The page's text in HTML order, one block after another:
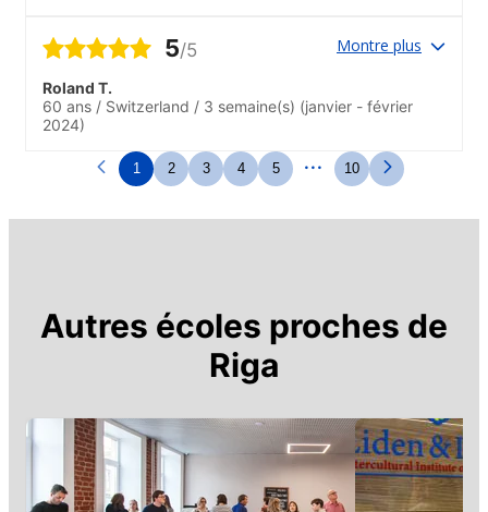
5/5 Montre plus
Roland T.
60 ans / Switzerland / 3 semaine(s) (janvier - février
2024)
1 2 3 4 5 ... 10
Autres écoles proches de
Riga